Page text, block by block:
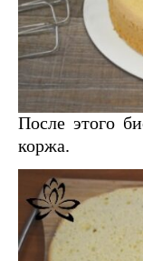
После этого
коржа.